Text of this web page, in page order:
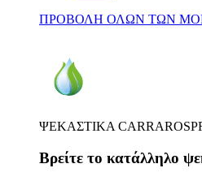
ΠΡΟΒΟΛΗ ΟΛΩΝ ΤΩΝ
ΨΕΚΑΣΤΙΚΑ
Βρείτε το κατάλληλο